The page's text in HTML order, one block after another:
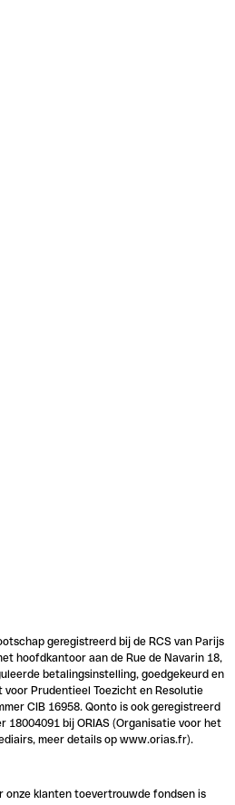
geregistreerd bij de RCS van Parijs
hoofdkantoor aan de Rue de Navarin 18,
betalingsinstelling, goedgekeurd en
Prudentieel Toezicht en Resolutie
CIB 16958. Qonto is ook geregistreerd
18004091 bij ORIAS (Organisatie voor het
meer details op www.orias.fr).
onze klanten toevertrouwde fondsen is